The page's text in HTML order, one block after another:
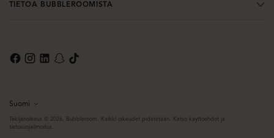
TIETOA BUBBLEROOMISTA
Kieli
Suomi
Tekijänoikeus © 2026, Bubbleroom. Kaikki oikeudet pidätetään. Katso käyttöehdot ja
tietosuojailmoitus.